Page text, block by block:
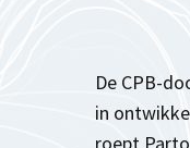
De CPB-
in